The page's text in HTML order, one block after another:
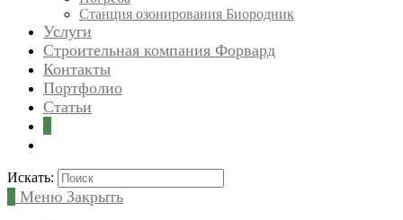
Станция озонирования Биородник
Услуги
Строительная компания Форвард
Контакты
Портфолио
Статьи
0
Искать:
0 Меню Закрыть